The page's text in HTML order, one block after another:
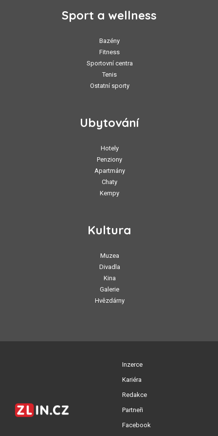
Sport a wellness
Bazény
Fitness
Sportovní centra
Tenis
Ostatní sporty
Ubytování
Hotely
Penziony
Apartmány
Chaty
Kempy
Kultura
Muzea
Divadla
Kina
Galerie
Hvězdárny
Inzerce
Kariéra
Redakce
Partneři
Facebook